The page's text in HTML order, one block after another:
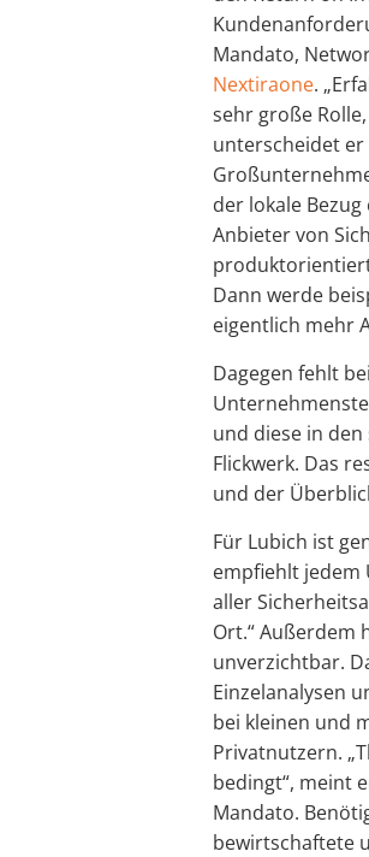
Mandato,
Nextiraone.
sehr große
unterscheidet
der lokale
Anbieter von
Dann werde
eigentlich mehr
Dagegen fehlt
und diese in
Flickwerk. Das
und der
Für Lubich ist
empfiehlt jedem
aller
Ort.“ Außerdem
unverzichtbar.
Einzelanalysen
bei kleinen und
Privatnutzern.
bedingt“, meint
Mandato.
bewirtschaftete